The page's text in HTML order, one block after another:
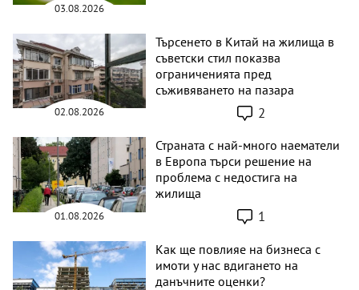
03.08.2026
02.08.2026
Търсенето в Китай на жилища в
съветски стил показва
ограниченията пред
съживяването на пазара
2
01.08.2026
Страната с най-много наематели
в Европа търси решение на
проблема с недостига на
жилища
1
Как ще повлияе на бизнеса с
имоти у нас вдигането на
данъчните оценки?